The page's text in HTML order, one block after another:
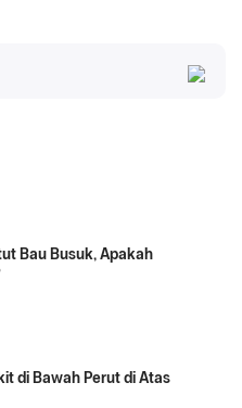
Hemorrhoids during
2023. Treating
Pregnancy
Bau Busuk, Apakah
di Bawah Perut di Atas